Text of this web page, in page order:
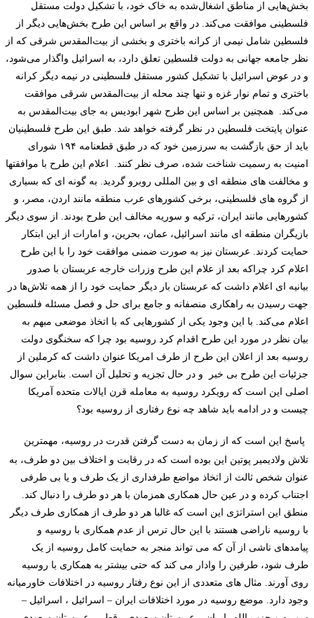
بخش‌هایی از مناطق اشغال‌شده به خاک خود، با تشکیل دولت مستقل
فلسطینی موافقت می‌کند. در واقع بر اساس این طرح بخش‌هایی دیگر از
فلسطین شامل نیمی از کرانه باختری و بخشی از بیت‌المقدس شرقی که از
نظر جامعه جهانی به دولت فلسطین تعلق دارد، به اسرائیل واگذار می‌شود،
و در عوض اسرائیل با تشکیل کشور مستقل فلسطینی در نیمه دیگر کرانه
باختری و تمام نوار غزه و تنها چند محله از بیت‌المقدس شرقی موافقت
می‌کند. همچنین بر اساس این طرح شهر
ابودیس به جای بیت‌المقدس به
عنوان پایتخت فلسطین در نظر گرفته خواهد شد. طبق این طرح فلسطینیان
باید از حق بازگشت به سرزمین خود که در طبق قطعنامه ۱۹۴ شورای
امنیت به رسمیت شناخت شده، صرف نظر کنند.
اعلام این طرح با موافقت­ها
و مخالفت­ های منطقه ­ای و بین ­المللی روبرو گردید. به گونه ­ای که بسیاری
از گروه ­های فلسطینی، برخی کشورهای عرب منطقه مانند اردن، مصر، و
کشورهایی مانند ایران، ترکیه و سوریه مخالف این طرح بودند. از سوی دیگر
بازیگران منطقه ­ای مانند اسرائیل، عمان، بحرین، و امارات از این ابتکار
حمایت کردند. عربستان نیز به صورت ضمنی موافقت خود را با این طرح
اعلام کرد چراکه بعد از علام این طرح وزرات خارجه عربستان با صدور
بیانیه ­ای اعلام داشت که عربستان بار دیگر حمایت خود را از همه تلاش‌ها در
جهت رسیدن به راهکاری منصفانه و جامع برای حل و فصل مسئله فلسطین
اعلام می‌کند. با این وجود یکی از کشورهایی که با اتخاذ موضعی مبهم به
بیان نظر در مورد این طرح اقدام کرد روسیه بود چرا که سخنگوی دولت
روسیه بعد از اعلان این طرح از طرف امریکا عنوان داشت که کرملین از
جزئیات این طرح بی خبر و در حال تجزیه و تحلیل آن است. بنابراین سوال
اصلی این است که رویکرد روسیه به معامله قرن ایالات متحده آمریکا
چیست و در ادامه باید شاهد چه نوع رفتاری از روسیه بود؟
پاسخ این است که از زمان به دست گرفتن قدرت در روسیه، مهم­ترین
تلاش ولادیمیر پوتین این بوده است که در رقابت و اختلاف بین دو طرف، به
عنوان شخص ثالث از اتخاذ مواضع طرفداری از یک طرف و یا بی طرفی
اجتناب کرده و در عین حال همکاری همزمان با هر دو طرف را دنبال کند.
منطق این استراتژی این است که غالبا هر دو طرف از همکاری طرف دیگر
با روسیه ناراضی هستند با این حال ترس از عدم همکاری با روسیه و
پیامدهای ناشی از آن که می ­تواند منجر به حمایت کامل روسیه از یک
طرف شود، طرفین را وادار می ­کند که حتی بیشتر به همکاری با روسیه
روی آورند. مثال­ های متعددی از این نوع رفتار روسیه در اختلافات خاورمیانه
وجود دارد. موضع روسیه در مورد اختلافات ایران – اسرائیل ، اسرائیل –